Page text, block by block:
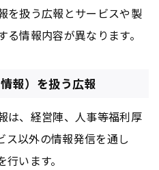
を扱う広報とサービスや製
情報内容が異なります。
報）を扱う広報
は、経営陣、人事等福利厚
ス以外の情報発信を通し
います。